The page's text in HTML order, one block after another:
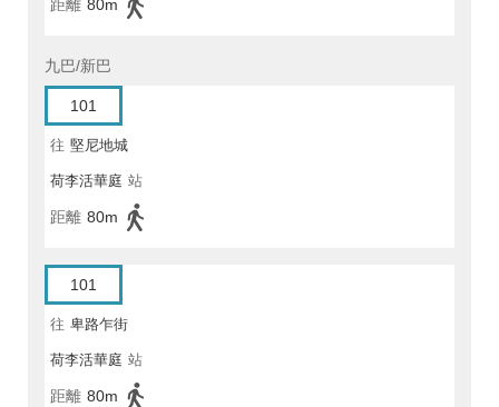
距離 80m
九巴/新巴
101
往 堅尼地城
荷李活華庭 站
距離 80m
101
往 卑路乍街
荷李活華庭 站
距離 80m